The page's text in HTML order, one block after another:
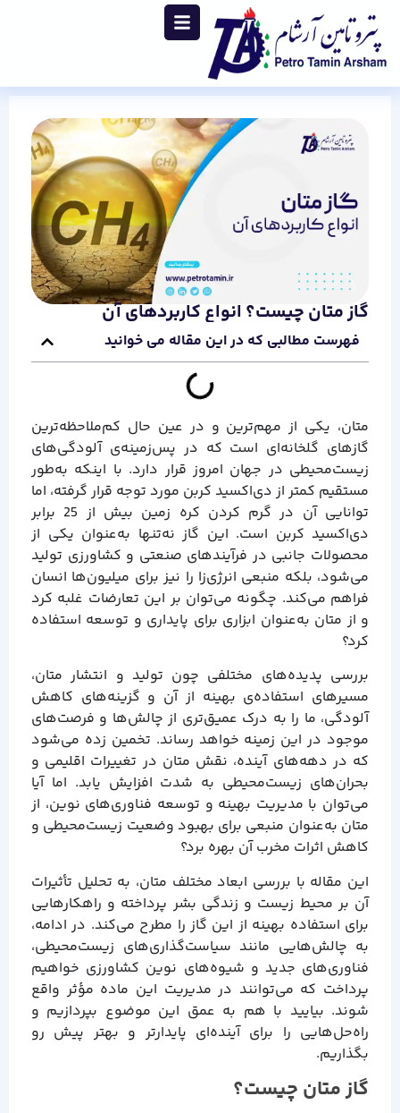
گاز متان چیست؟ انواع کاربردهای آن
فهرست مطالبی که در این مقاله می خوانید
متان، یکی از مهم‌ترین و در عین حال کم‌ملاحظه‌ترین
گازهای گلخانه‌ای است که در پس‌زمینه‌ی آلودگی‌های
زیست‌محیطی در جهان امروز قرار دارد. با اینکه به‌طور
مستقیم کمتر از دی‌اکسید کربن مورد توجه قرار گرفته، اما
توانایی آن در گرم کردن کره زمین بیش از 25 برابر
دی‌اکسید کربن است. این گاز نه‌تنها به‌عنوان یکی از
محصولات جانبی در فرآیندهای صنعتی و کشاورزی تولید
می‌شود، بلکه منبعی انرژی‌زا را نیز برای میلیون‌ها انسان
فراهم می‌کند. چگونه می‌توان بر این تعارضات غلبه کرد
و از متان به‌عنوان ابزاری برای پایداری و توسعه استفاده
کرد؟
بررسی پدیده‌های مختلفی چون تولید و انتشار متان،
مسیرهای استفاده‌ی بهینه از آن و گزینه‌های کاهش
آلودگی، ما را به درک عمیق‌تری از چالش‌ها و فرصت‌های
موجود در این زمینه خواهد رساند. تخمین زده می‌شود
که در دهه‌های آینده، نقش متان در تغییرات اقلیمی و
بحران‌های زیست‌محیطی به شدت افزایش یابد. اما آیا
می‌توان با مدیریت بهینه و توسعه فناوری‌های نوین، از
متان به‌عنوان منبعی برای بهبود وضعیت زیست‌محیطی و
کاهش اثرات مخرب آن بهره برد؟
این مقاله با بررسی ابعاد مختلف متان، به تحلیل تأثیرات
آن بر محیط زیست و زندگی بشر پرداخته و راهکارهایی
برای استفاده بهینه از این گاز را مطرح می‌کند. در ادامه،
به چالش‌هایی مانند سیاست‌گذاری‌های زیست‌محیطی،
فناوری‌های جدید و شیوه‌های نوین کشاورزی خواهیم
پرداخت که می‌توانند در مدیریت این ماده مؤثر واقع
شوند. بیایید با هم به عمق این موضوع بپردازیم و
راه‌حل‌هایی را برای آینده‌ای پایدارتر و بهتر پیش رو
بگذاریم.
گاز متان چیست؟